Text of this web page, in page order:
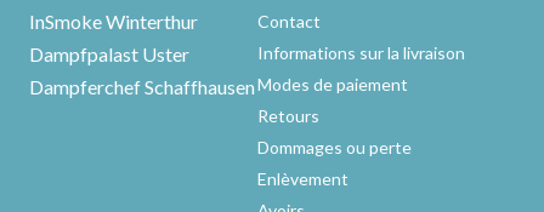
InSmoke Winterthur
Dampfpalast Uster
Dampferchef Schaffhausen
Contact
Informations sur la livraison
Modes de paiement
Retours
Dommages ou perte
Enlèvement